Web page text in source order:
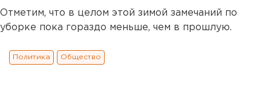
Отметим, что в целом этой зимой замечаний по
уборке пока гораздо меньше, чем в прошлую.
Политика Общество